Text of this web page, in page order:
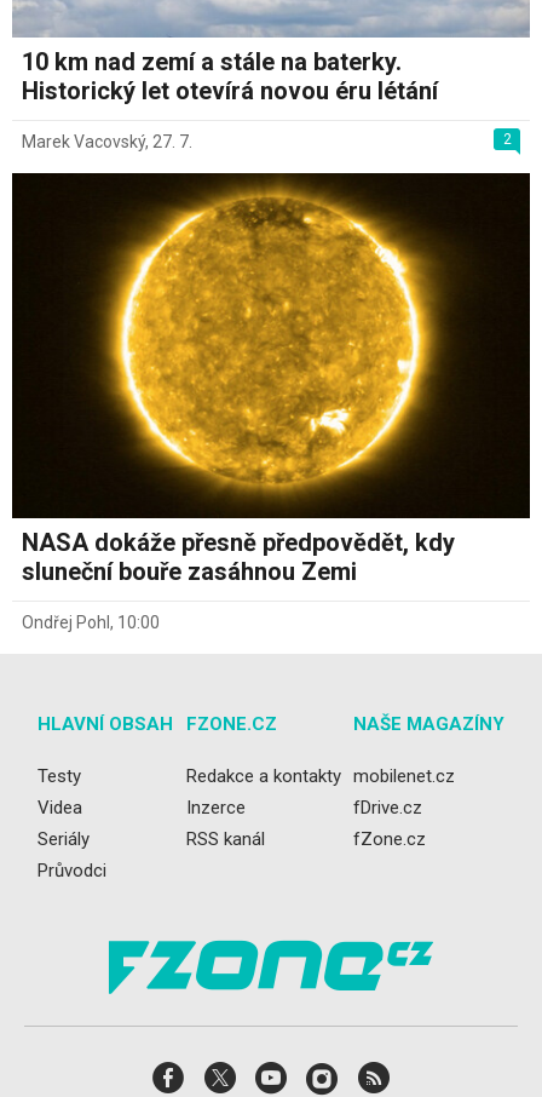
10 km nad zemí a stále na baterky.
Historický let otevírá novou éru létání
2
Marek Vacovský, 27. 7.
NASA dokáže přesně předpovědět, kdy
sluneční bouře zasáhnou Zemi
Ondřej Pohl , 10:00
HLAVNÍ OBSAH
Testy
Videa
Seriály
Průvodci
FZONE.CZ
Redakce a kontakty
Inzerce
RSS kanál
NAŠE MAGAZÍNY
mobilenet.cz
fDrive.cz
fZone.cz